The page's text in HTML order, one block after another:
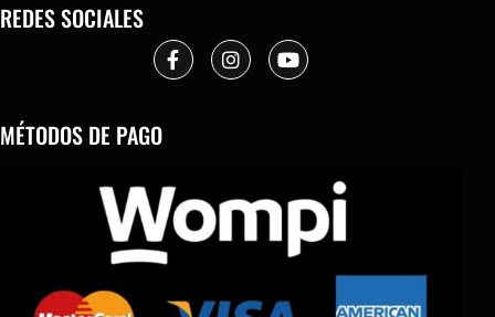
REDES SOCIALES
MÉTODOS DE PAGO